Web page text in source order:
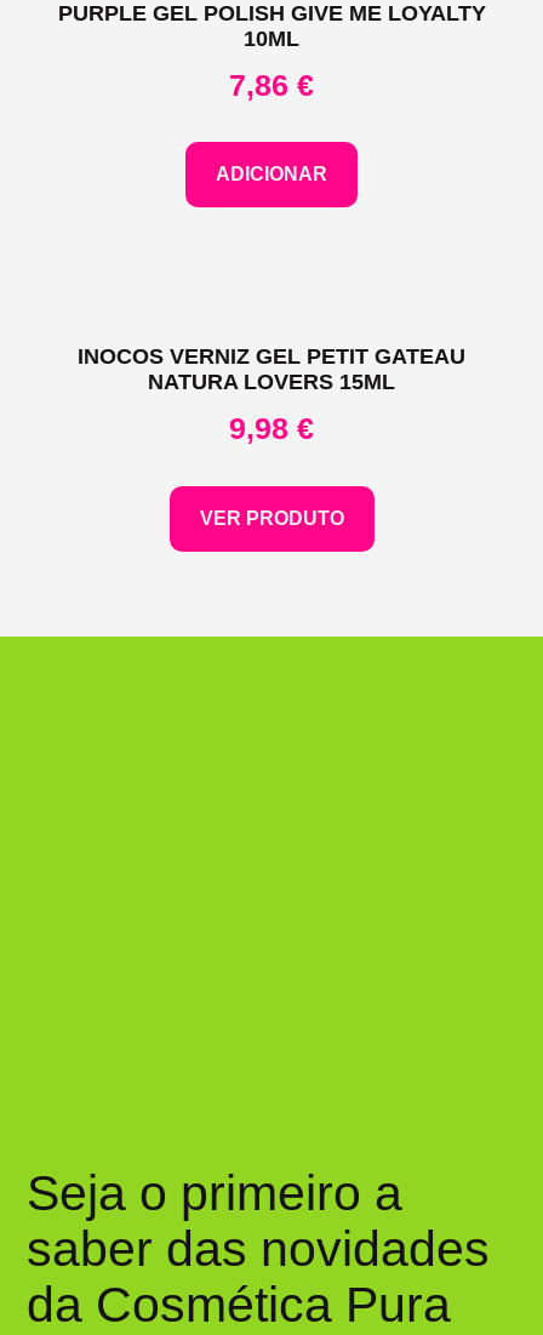
PURPLE GEL POLISH GIVE ME LOYALTY
10ML
7,86 €
ADICIONAR
INOCOS VERNIZ GEL PETIT GATEAU
NATURA LOVERS 15ML
9,98 €
VER PRODUTO
Seja o primeiro a
saber das novidades
da Cosmética Pura